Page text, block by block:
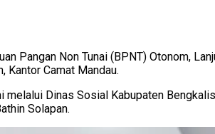
Pangan Non Tunai (BPNT) Otonom,
Kantor Camat Mandau.
Dinas Sosial Kabupaten
Solapan.